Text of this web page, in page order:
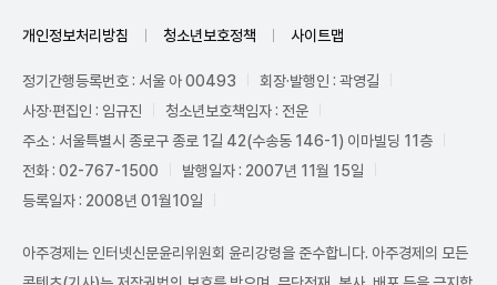
개인정보처리방침 청소년보호정책 사이트맵
정기간행등록번호 : 서울 아 00493
회장·발행인 : 곽영길
사장·편집인 : 임규진
청소년보호책임자 : 전운
주소 : 서울특별시 종로구 종로 1길 42(수송동 146-1) 이마빌딩 11층
전화 : 02-767-1500
발행일자 : 2007년 11월 15일
등록일자 : 2008년 01월10일
아주경제는 인터넷신문윤리위원회 윤리강령을 준수합니다. 아주경제의 모든